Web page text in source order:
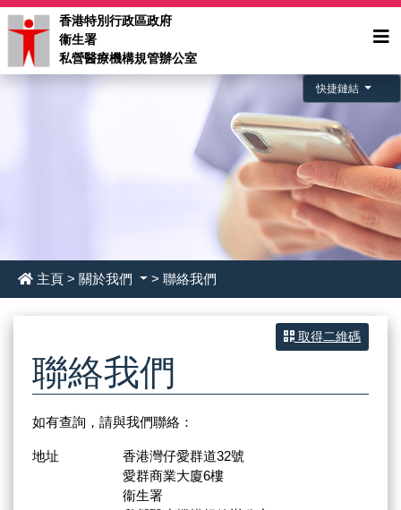
香港特別行政區政府
衞生署
私營醫療機構規管辦公室
快捷鏈結
主頁 > 關於我們 > 聯絡我們
取得二維碼
聯絡我們
如有查詢，請與我們聯絡：
地址
香港灣仔愛群道32號
愛群商業大廈6樓
衞生署